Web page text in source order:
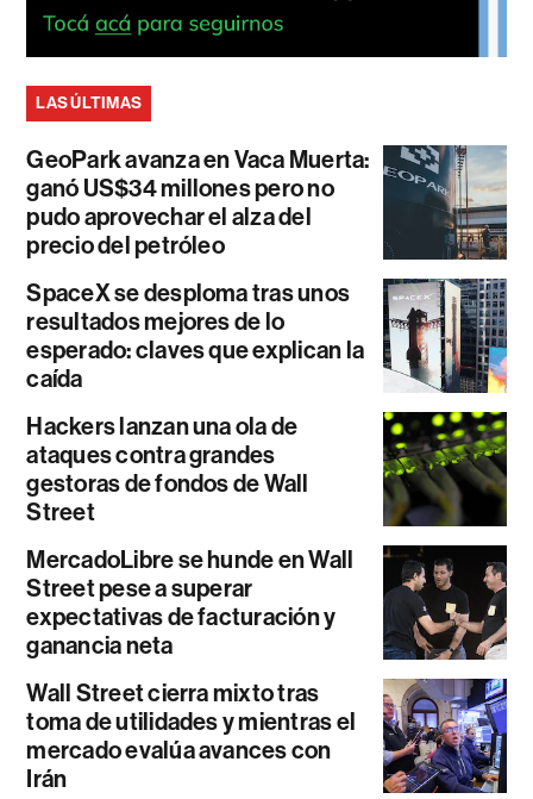
LAS ÚLTIMAS
GeoPark avanza en Vaca Muerta:
ganó US$34 millones pero no
pudo aprovechar el alza del
precio del petróleo
SpaceX se desploma tras unos
resultados mejores de lo
esperado: claves que explican la
caída
Hackers lanzan una ola de
ataques contra grandes
gestoras de fondos de Wall
Street
MercadoLibre se hunde en Wall
Street pese a superar
expectativas de facturación y
ganancia neta
Wall Street cierra mixto tras
toma de utilidades y mientras el
mercado evalúa avances con
Irán